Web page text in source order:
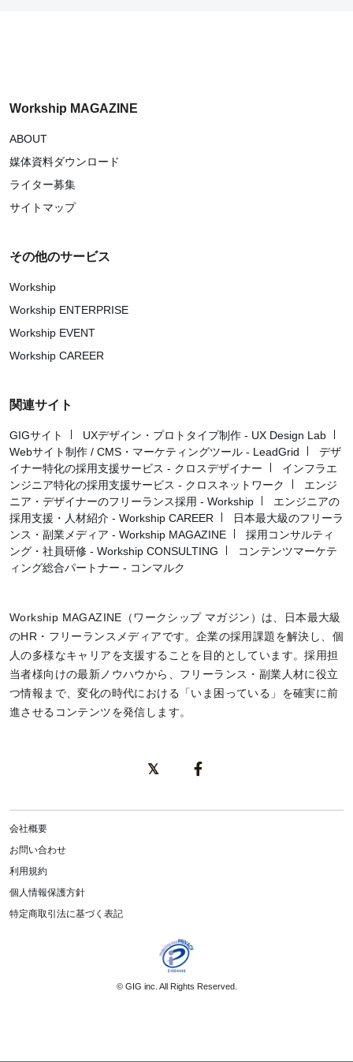
Workship MAGAZINE
ABOUT
媒体資料ダウンロード
ライター募集
サイトマップ
その他のサービス
Workship
Workship ENTERPRISE
Workship EVENT
Workship CAREER
関連サイト
GIGサイト
UXデザイン・プロトタイプ制作 - UX Design Lab
Webサイト制作 / CMS・マーケティングツール - LeadGrid
デザ
イナー特化の採用支援サービス - クロスデザイナー
インフラエ
ンジニア特化の採用支援サービス - クロスネットワーク
エンジ
ニア・デザイナーのフリーランス採用 - Workship
エンジニアの
採用支援・人材紹介 - Workship CAREER
日本最大級のフリーラ
ンス・副業メディア - Workship MAGAZINE
採用コンサルティ
ング・社員研修 - Workship CONSULTING
コンテンツマーケテ
ィング総合パートナー - コンマルク
Workship MAGAZINE（ワークシップ マガジン）は、日本最大級
のHR・フリーランスメディアです。企業の採用課題を解決し、個
人の多様なキャリアを支援することを目的としています。採用担
当者様向けの最新ノウハウから、フリーランス・副業人材に役立
つ情報まで、変化の時代における「いま困っている」を確実に前
進させるコンテンツを発信します。
会社概要
お問い合わせ
利用規約
個人情報保護方針
特定商取引法に基づく表記
© GIG inc. All Rights Reserved.